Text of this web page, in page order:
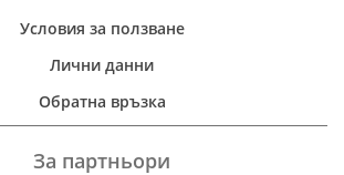
Условия за ползване
Лични данни
Обратна връзка
За партньори